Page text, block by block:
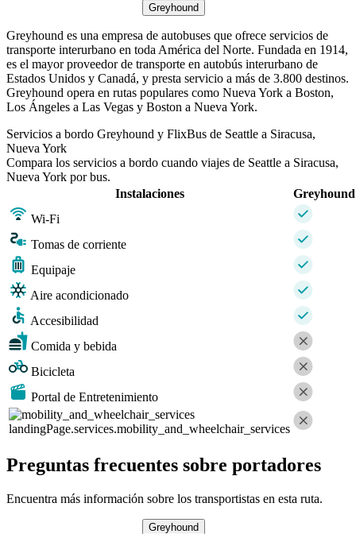
Greyhound
Greyhound es una empresa de autobuses que ofrece servicios de
transporte interurbano en toda América del Norte. Fundada en 1914,
es el mayor proveedor de transporte en autobús interurbano de
Estados Unidos y Canadá, y presta servicio a más de 3.800 destinos.
Greyhound opera en rutas populares como Nueva York a Boston,
Los Ángeles a Las Vegas y Boston a Nueva York.
Servicios a bordo Greyhound y FlixBus de Seattle a Siracusa,
Nueva York
Compara los servicios a bordo cuando viajes de Seattle a Siracusa,
Nueva York por bus.
Instalaciones
Greyhound
Wi-Fi
Tomas de corriente
Equipaje
Aire acondicionado
Accesibilidad
Comida y bebida
Bicicleta
Portal de Entretenimiento
landingPage.services.mobility_and_wheelchair_services
Preguntas frecuentes sobre portadores
Encuentra más información sobre los transportistas en esta ruta.
Greyhound